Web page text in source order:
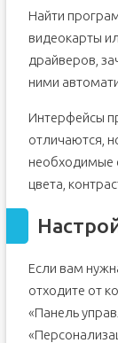
Найти
видеокарты
драйверов,
ними
Интерфейсы
отличаются,
необходимые
цвета,
Если вам
отходите от
«Панель